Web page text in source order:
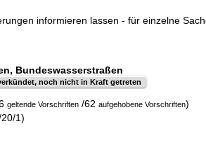
informieren lassen - für einzelne
Bundeswasserstraßen
noch nicht in Kraft getreten
geltende Vorschriften /62 aufgehobene Vorschriften)
1)